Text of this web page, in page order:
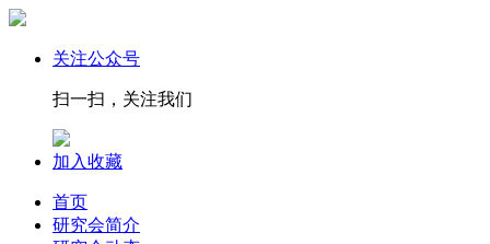
关注公众号
扫一扫，关注我们
加入收藏
首页
研究会简介